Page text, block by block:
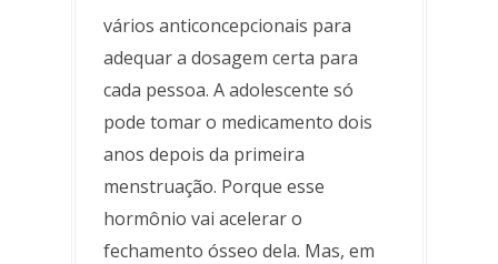
vários anticoncepcionais para
adequar a dosagem certa para
cada pessoa. A adolescente só
pode tomar o medicamento dois
anos depois da primeira
menstruação. Porque esse
hormônio vai acelerar o
fechamento ósseo dela. Mas, em